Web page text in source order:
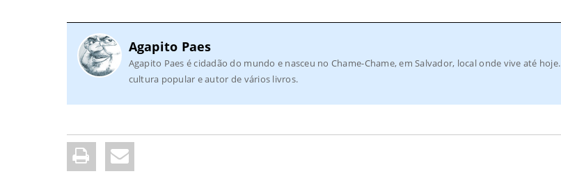
Agapito Paes
Agapito Paes é cidadão do mundo e nasceu no Chame-Chame, em Salvador, local onde vive até
cultura popular e autor de vários livros.